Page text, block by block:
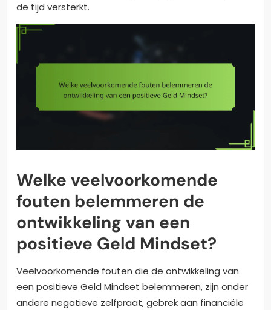
de tijd versterkt.
Welke veelvoorkomende
fouten belemmeren de
ontwikkeling van een
positieve Geld Mindset?
Veelvoorkomende fouten die de ontwikkeling van
een positieve Geld Mindset belemmeren, zijn onder
andere negatieve zelfpraat, gebrek aan financiële